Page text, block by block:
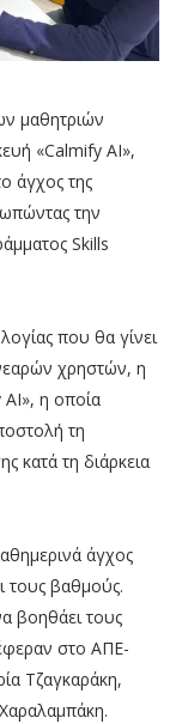
μαθητριών
«Calmify AI»,
άγχος της
την
Skills
που θα γίνει
χρηστών, η
η οποία
τη
κατά τη διάρκεια
άγχος
τους βαθμούς.
βοηθάει τους
στο ΑΠΕ-
Τζαγκαράκη,